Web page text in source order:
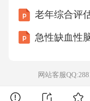
C、汽油机的做功
D、不锈钢汤勺
【答案】：C
老年综合评
急性缺血性
网站客服